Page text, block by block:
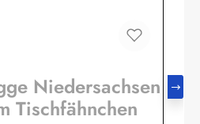
Niedersachsen
Tischfähnchen